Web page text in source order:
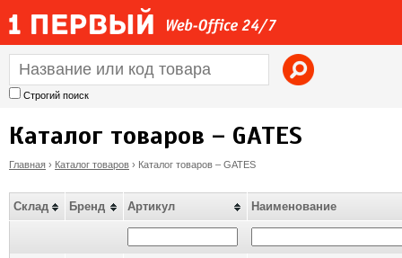
Jump to navigation
Строгий поиск
Каталог товаров – GATES
В
ы
Главная › Каталог товаров › Каталог товаров – GATES
Склад Бренд Артикул Наименование